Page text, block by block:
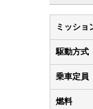
ミッショ
駆動方式
乗車定員
燃料